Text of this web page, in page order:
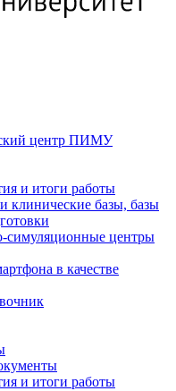
центр ПИМУ
и итоги работы
клинические базы, базы
симуляционные центры
в качестве
и итоги работы